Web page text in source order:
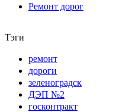
Ремонт дорог
Тэги
ремонт
дороги
зеленоградск
ДЭП №2
госконтракт